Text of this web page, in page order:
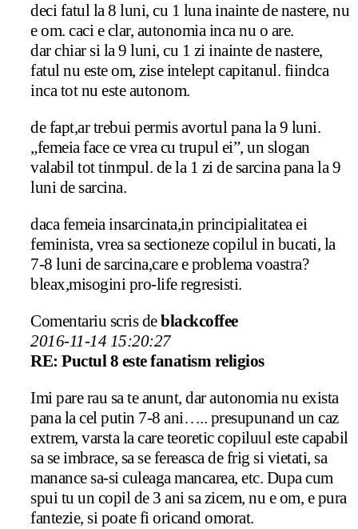
deci fatul la 8 luni, cu 1 luna inainte de nastere, nu
e om. caci e clar, autonomia inca nu o are.
dar chiar si la 9 luni, cu 1 zi inainte de nastere,
fatul nu este om, zise intelept capitanul. fiindca
inca tot nu este autonom.
de fapt,ar trebui permis avortul pana la 9 luni.
„femeia face ce vrea cu trupul ei”, un slogan
valabil tot tinmpul. de la 1 zi de sarcina pana la 9
luni de sarcina.
daca femeia insarcinata,in principialitatea ei
feminista, vrea sa sectioneze copilul in bucati, la
7-8 luni de sarcina,care e problema voastra?
bleax,misogini pro-life regresisti.
Comentariu scris deblackcoffee
2016-11-14 15:20:27
RE: Puctul 8 este fanatism religios
Imi pare rau sa te anunt, dar autonomia nu exista
pana la cel putin 7-8 ani….. presupunand un caz
extrem, varsta la care teoretic copiluul este capabil
sa se imbrace, sa se fereasca de frig si vietati, sa
manance sa-si culeaga mancarea, etc. Dupa cum
spui tu un copil de 3 ani sa zicem, nu e om, e pura
fantezie, si poate fi oricand omorat.